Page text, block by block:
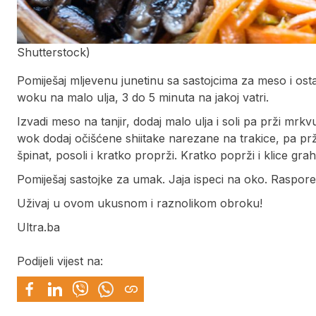
Shutterstock)
Pomiješaj mljevenu junetinu sa sastojcima za meso i
woku na malo ulja, 3 do 5 minuta na jakoj vatri.
Izvadi meso na tanjir, dodaj malo ulja i soli pa prži
wok dodaj očišćene shiitake narezane na trakice, pa
špinat, posoli i kratko proprži. Kratko poprži i klice
Pomiješaj sastojke za umak. Jaja ispeci na oko.
Uživaj u ovom ukusnom i raznolikom obroku!
Ultra.ba
Podijeli vijest na: